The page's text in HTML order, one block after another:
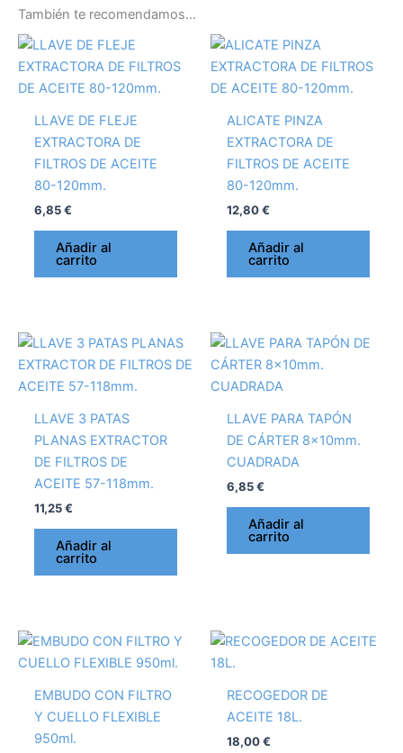
También te recomendamos…
LLAVE DE FLEJE
EXTRACTORA DE
FILTROS DE ACEITE
80-120mm.
6,85€
Añadir al
carrito
ALICATE PINZA
EXTRACTORA DE
FILTROS DE ACEITE
80-120mm.
12,80€
Añadir al
carrito
LLAVE 3 PATAS
PLANAS EXTRACTOR
DE FILTROS DE
ACEITE 57-118mm.
11,25€
Añadir al
carrito
LLAVE PARA TAPÓN
DE CÁRTER 8x10mm.
CUADRADA
6,85€
Añadir al
carrito
EMBUDO CON FILTRO
Y CUELLO FLEXIBLE
950ml.
RECOGEDOR DE
ACEITE 18L.
18,00€